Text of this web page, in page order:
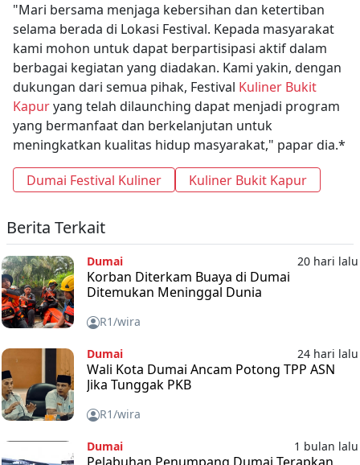
"Mari bersama menjaga kebersihan dan ketertiban
selama berada di Lokasi Festival. Kepada masyarakat
kami mohon untuk dapat berpartisipasi aktif dalam
berbagai kegiatan yang diadakan. Kami yakin, dengan
dukungan dari semua pihak, Festival Kuliner Bukit
Kapuryang telah dilaunching dapat menjadi program
yang bermanfaat dan berkelanjutan untuk
meningkatkan kualitas hidup masyarakat," papar dia.*
Dumai Festival Kuliner
Kuliner Bukit Kapur
Berita Terkait
Dumai 20 hari lalu
Korban Diterkam Buaya di Dumai
Ditemukan Meninggal Dunia
R1/wira
Dumai 24 hari lalu
Wali Kota Dumai Ancam Potong TPP ASN
Jika Tunggak PKB
R1/wira
Dumai 1 bulan lalu
Pelabuhan Penumpang Dumai Terapkan